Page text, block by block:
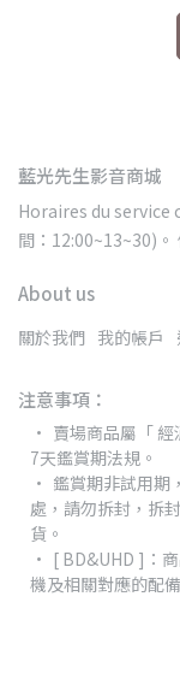
藍光先生影音商城
Horaires du service
間：12:00~13~30)。
About us
關於我們 我的帳戶
注意事項：
賣場商品屬「
7天鑑賞期法規。
鑑賞期非試用期
處，請勿拆封，拆
貨。
[ BD&UHD ]：
機及相關對應的配